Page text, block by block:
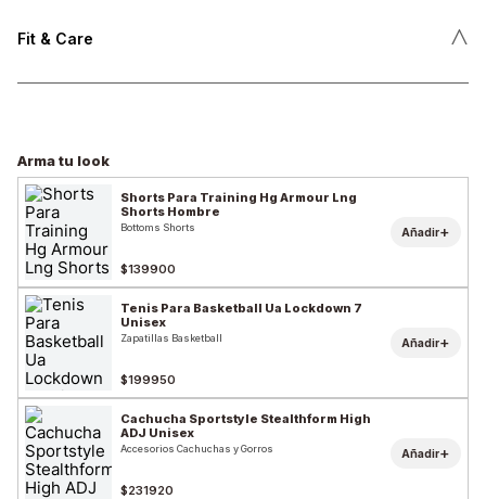
Fit & Care ˄
Arma tu look
Shorts Para Training Hg Armour Lng
Shorts Hombre
Bottoms Shorts
$139900
Añadir+
Tenis Para Basketball Ua Lockdown 7
Unisex
Zapatillas Basketball
$199950
Añadir+
Cachucha Sportstyle Stealthform High
ADJ Unisex
Accesorios Cachuchas y Gorros
$231920
Añadir+